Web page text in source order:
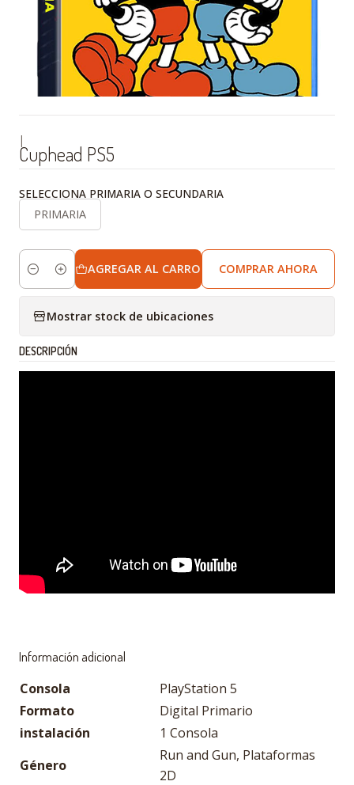
|
Cuphead PS5
SELECCIONA PRIMARIA O SECUNDARIA
PRIMARIA
Cantidad
AGREGAR AL CARRO COMPRAR AHORA
Mostrar stock de ubicaciones
DESCRIPCIÓN
Información adicional
Consola
PlayStation 5
Formato
Digital Primario
instalación
1 Consola
Género
Run and Gun, Plataformas
2D